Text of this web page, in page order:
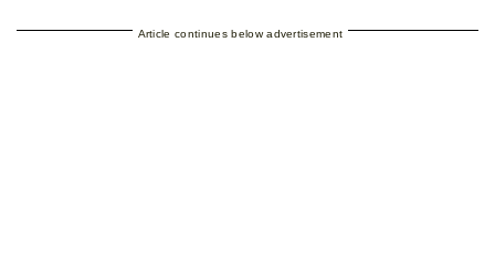
Article continues below advertisement